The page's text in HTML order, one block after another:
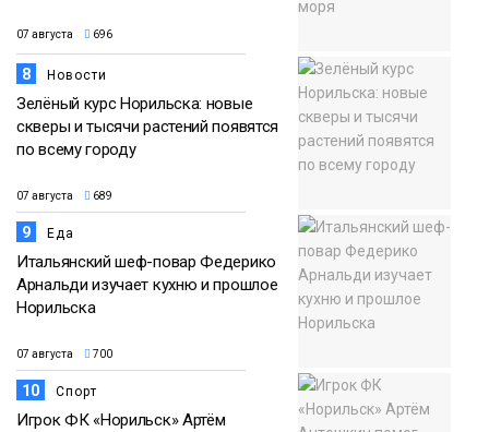
07 августа 696
8 Новости
Зелёный курс Норильска: новые
скверы и тысячи растений появятся
по всему городу
07 августа 689
9 Еда
Итальянский шеф-повар Федерико
Арнальди изучает кухню и прошлое
Норильска
07 августа 700
10 Спорт
Игрок ФК «Норильск» Артём